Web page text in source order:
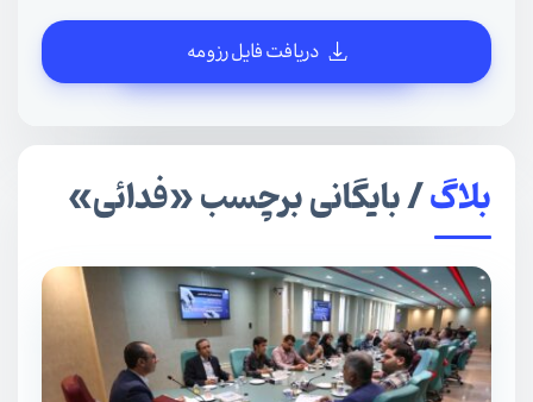
دریافت فایل رزومه
بلاگ/ بایگانی برچسب «فدائی»